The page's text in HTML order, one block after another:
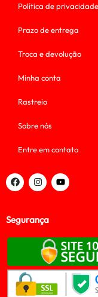
Política de privacidade
Prazo de entrega
Troca e devolução
Minha conta
Rastreio
Sobre nós
Entre em contato
Segurança